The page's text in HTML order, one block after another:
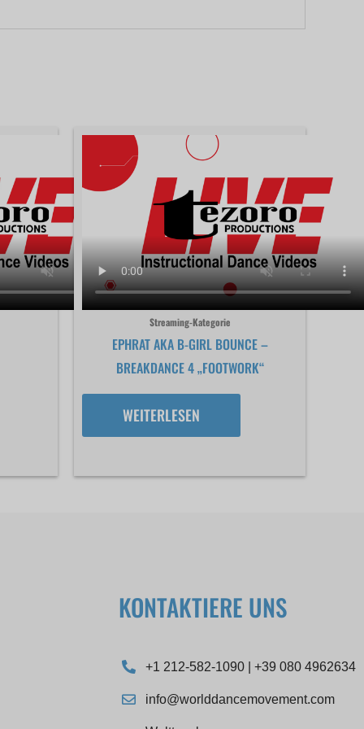
Streaming-Kategorie
EPHRAT AKA B-GIRL BOUNCE –
BREAKDANCE 4 „FOOTWORK“
WEITERLESEN
KONTAKTIERE UNS
+1 212-582-1090 | +39 080 4962634
info@worlddancemovement.com